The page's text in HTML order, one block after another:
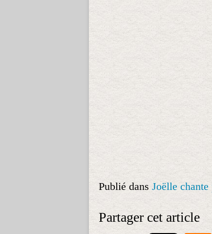
Publié dans Joëlle
Partager cet article